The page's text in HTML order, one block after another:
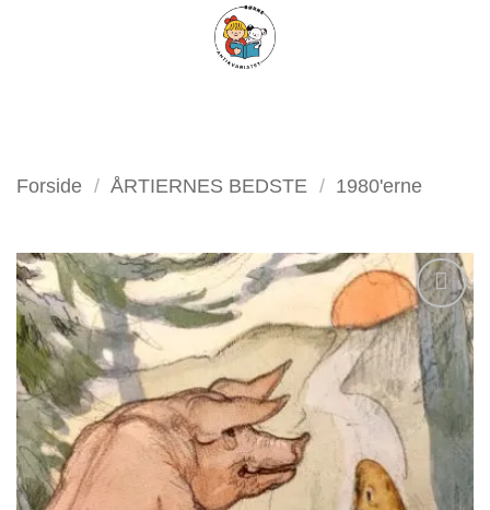
FILTER
Forside / ÅRTIERNES BEDSTE / 1980'erne
Tilføj
som
favorit